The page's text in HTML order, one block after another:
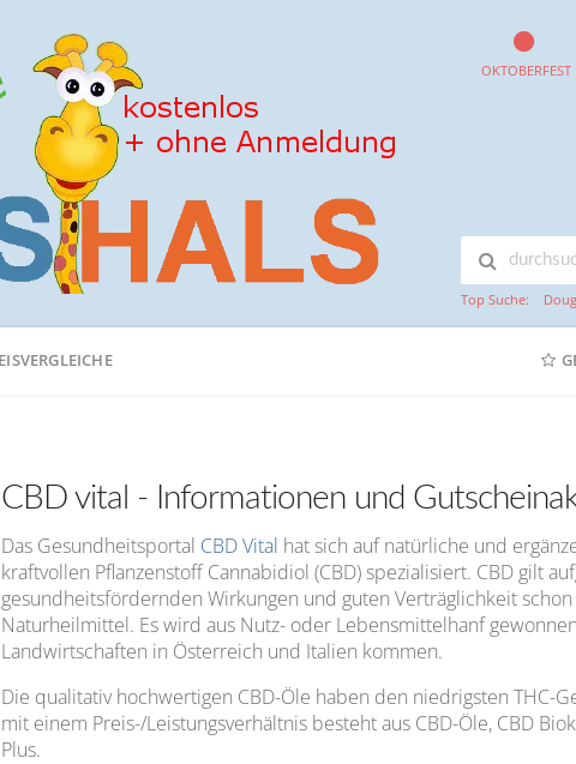
OKTOBERFEST
Top Suche:
CBD vital - Informationen und
Das Gesundheitsportal CBD Vital hat sich auf natürliche und
kraftvollen Pflanzenstoff Cannabidiol (CBD) spezialisiert. CBD gilt
gesundheitsfördernden Wirkungen und guten Verträglichkeit
Naturheilmittel. Es wird aus Nutz- oder Lebensmittelhanf
Landwirtschaften in Österreich und Italien kommen.
Die qualitativ hochwertigen CBD-Öle haben den niedrigsten THC-
mit einem Preis-/Leistungsverhältnis besteht aus CBD-Öle, CBD
Plus.